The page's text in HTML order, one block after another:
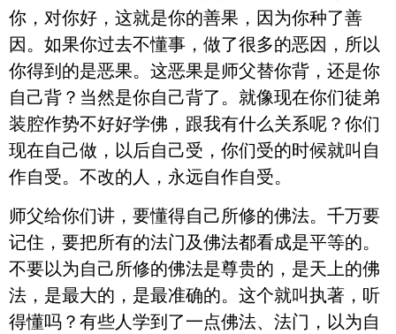
你，对你好，这就是你的善果，因为你种了善
因。如果你过去不懂事，做了很多的恶因，所以
你得到的是恶果。这恶果是师父替你背，还是你
自己背？当然是你自己背了。就像现在你们徒弟
装腔作势不好好学佛，跟我有什么关系呢？你们
现在自己做，以后自己受，你们受的时候就叫自
作自受。不改的人，永远自作自受。
师父给你们讲，要懂得自己所修的佛法。千万要
记住，要把所有的法门及佛法都看成是平等的。
不要以为自己所修的佛法是尊贵的，是天上的佛
法，是最大的，是最准确的。这个就叫执著，听
得懂吗？有些人学到了一点佛法、法门，以为自